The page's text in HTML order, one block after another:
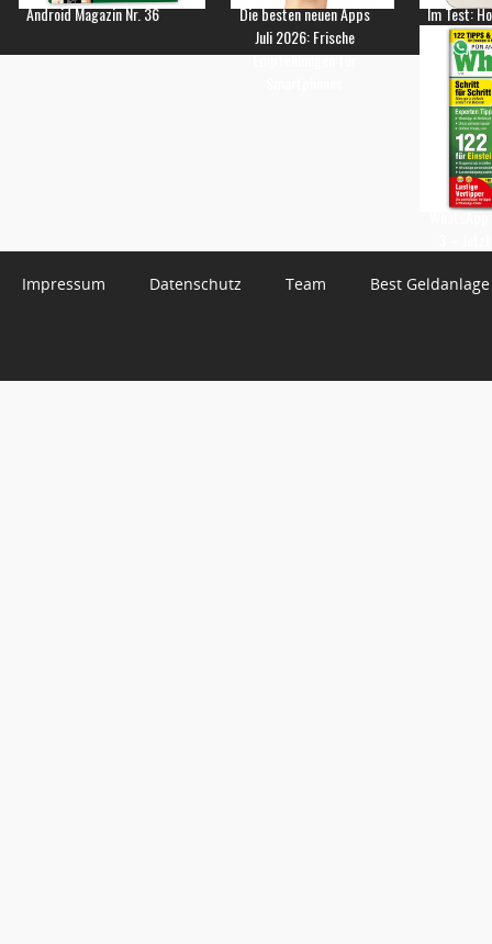
Android Magazin Nr. 36
Die besten neuen Apps
Juli 2026: Frische
Empfehlungen für
Im Test:
Impressum Datenschutz Team Best Geldanlage